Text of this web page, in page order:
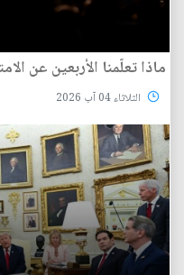
ماذا تعلّمنا الأربعين عن
الثلاثاء 04 آب 2026